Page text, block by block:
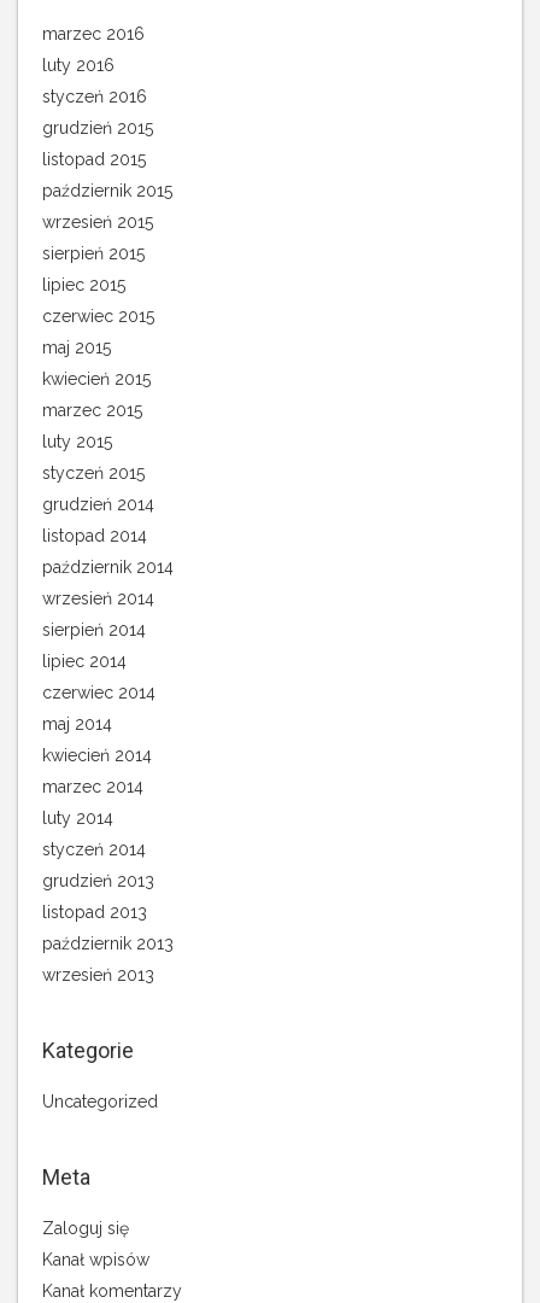
marzec 2016
luty 2016
styczeń 2016
grudzień 2015
listopad 2015
październik 2015
wrzesień 2015
sierpień 2015
lipiec 2015
czerwiec 2015
maj 2015
kwiecień 2015
marzec 2015
luty 2015
styczeń 2015
grudzień 2014
listopad 2014
październik 2014
wrzesień 2014
sierpień 2014
lipiec 2014
czerwiec 2014
maj 2014
kwiecień 2014
marzec 2014
luty 2014
styczeń 2014
grudzień 2013
listopad 2013
październik 2013
wrzesień 2013
Kategorie
Uncategorized
Meta
Zaloguj się
Kanał wpisów
Kanał komentarzy